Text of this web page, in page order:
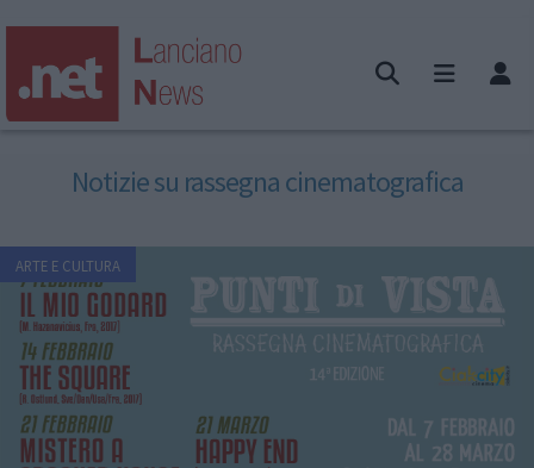
Notizie su rassegna cinematografica
ARTE E CULTURA